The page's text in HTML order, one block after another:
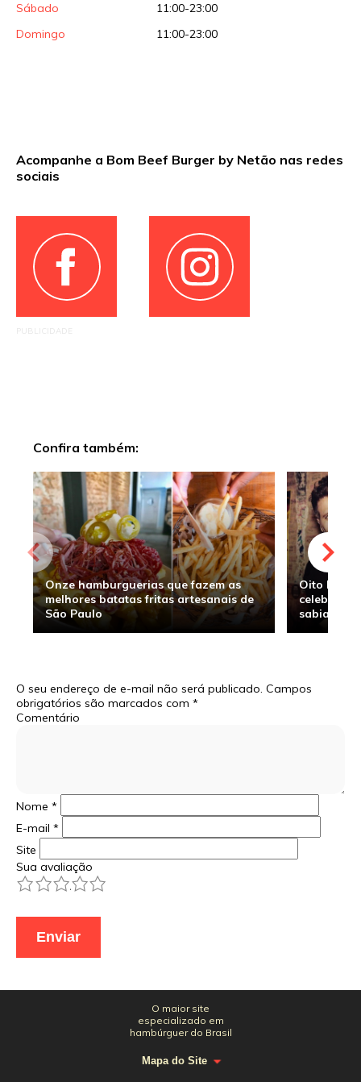
Sábado
11:00-23:00
Domingo
11:00-23:00
Acompanhe a Bom Beef Burger by Netão nas redes
sociais
PUBLICIDADE
Confira também:
Onze hamburguerias que fazem as
melhores batatas fritas artesanais de
São Paulo
Oito
sabia
O seu endereço de e-mail não será publicado. Campos
obrigatórios são marcados com *
Comentário
Nome *
E-mail *
Site
Sua avaliação
5
4
3
2
O maior site
especializado em
hambúrguer do Brasil
Mapa do Site